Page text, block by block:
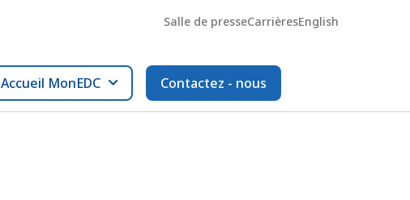
Salle de presseCarrièresEnglish
Accueil MonEDC Contactez - nous